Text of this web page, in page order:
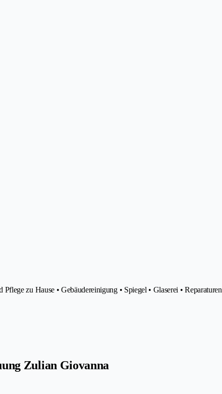
zu Hause • Gebäudereinigung • Spiegel • Glaserei • Reparaturen
Zulian Giovanna